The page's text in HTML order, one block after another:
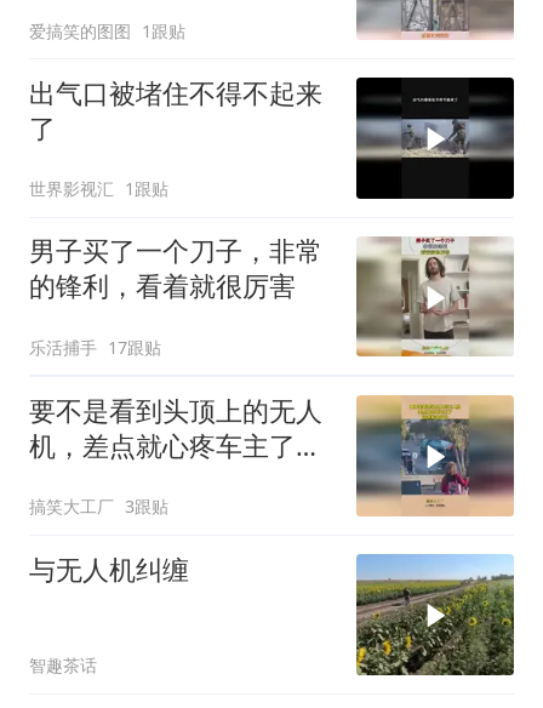
爱搞笑的图图 1跟贴
出气口被堵住不得不起来
了
世界影视汇 1跟贴
男子买了一个刀子，非常
的锋利，看着就很厉害
乐活捕手 17跟贴
要不是看到头顶上的无人
机，差点就心疼车主了，
搞笑大工厂 3跟贴
与无人机纠缠
智趣茶话